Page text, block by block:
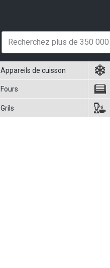
Appareils de cuisson
Fours
Grils